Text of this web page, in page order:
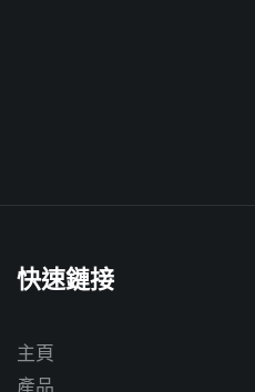
快速鏈接
主頁
產品